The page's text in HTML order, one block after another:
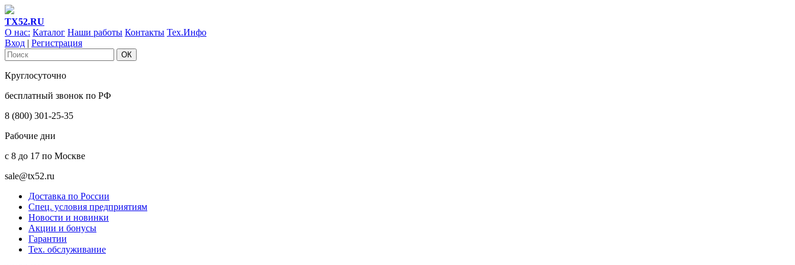
ТХ52.RU
О нас: Каталог Наши работы Контакты Тех.Инфо
Вход | Регистрация
Круглосуточно
бесплатный звонок по РФ
8 (800) 301-25-35
Рабочие дни
с 8 до 17 по Москве
sale@tx52.ru
Доставка по России
Спец. условия предприятиям
Новости и новинки
Акции и бонусы
Гарантии
Тех. обслуживание